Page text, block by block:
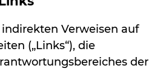
Verweisen auf
(„Links“), die
der